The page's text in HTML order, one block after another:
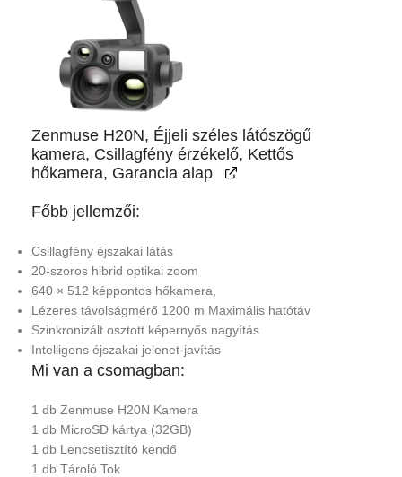
Zenmuse H20N, Éjjeli széles látószögű
kamera, Csillagfény érzékelő, Kettős
hőkamera, Garancia alap
Főbb jellemzői:
Csillagfény éjszakai látás
20-szoros hibrid optikai zoom
640 × 512 képpontos hőkamera,
Lézeres távolságmérő 1200 m Maximális hatótáv
Szinkronizált osztott képernyős nagyítás
Intelligens éjszakai jelenet-javítás
Mi van a csomagban:
1 db Zenmuse H20N Kamera
1 db MicroSD kártya (32GB)
1 db Lencsetisztító kendő
1 db Tároló Tok